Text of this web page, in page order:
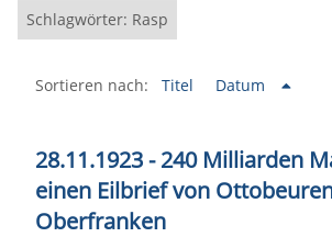
Schlagwörter: Rasp
Sortieren nach: Titel Datum
28.11.1923 - 240 Milliarden
einen Eilbrief von
Oberfranken